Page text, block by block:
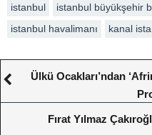
istanbul
istanbul büyükşehir
istanbul havalimanı
kanal
Ülkü Ocakları’ndan
Fırat Yılmaz